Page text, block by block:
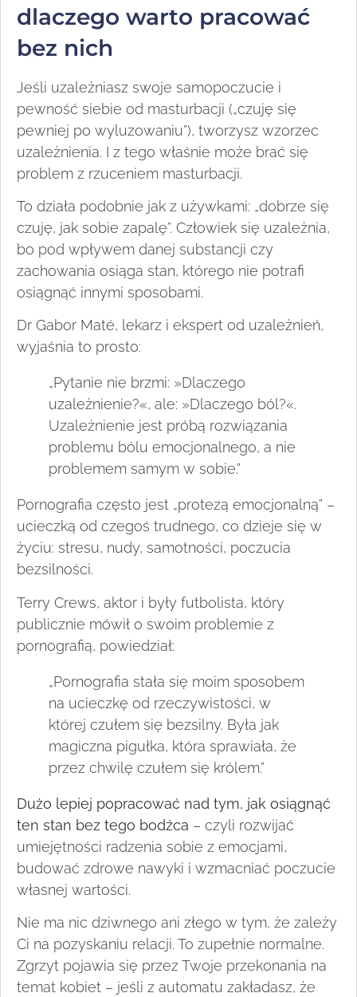
dlaczego warto pracować
bez nich
Jeśli uzależniasz swoje samopoczucie i
pewność siebie od masturbacji („czuję się
pewniej po wyluzowaniu”), tworzysz wzorzec
uzależnienia. I z tego właśnie może brać się
problem z rzuceniem masturbacji.
To działa podobnie jak z używkami: „dobrze się
czuję, jak sobie zapalę”. Człowiek się uzależnia,
bo pod wpływem danej substancji czy
zachowania osiąga stan, którego nie potrafi
osiągnąć innymi sposobami.
Dr Gabor Maté, lekarz i ekspert od uzależnień,
wyjaśnia to prosto:
„Pytanie nie brzmi: »Dlaczego
uzależnienie?«, ale: »Dlaczego ból?«.
Uzależnienie jest próbą rozwiązania
problemu bólu emocjonalnego, a nie
problemem samym w sobie.”
Pornografia często jest „protezą emocjonalną” –
ucieczką od czegoś trudnego, co dzieje się w
życiu: stresu, nudy, samotności, poczucia
bezsilności.
Terry Crews, aktor i były futbolista, który
publicznie mówił o swoim problemie z
pornografią, powiedział:
„Pornografia stała się moim sposobem
na ucieczkę od rzeczywistości, w
której czułem się bezsilny. Była jak
magiczna pigułka, która sprawiała, że
przez chwilę czułem się królem.”
Dużo lepiej popracować nad tym, jak osiągnąć
ten stan bez tego bodźca – czyli rozwijać
umiejętności radzenia sobie z emocjami,
budować zdrowe nawyki i wzmacniać poczucie
własnej wartości.
Nie ma nic dziwnego ani złego w tym, że zależy
Ci na pozyskaniu relacji. To zupełnie normalne.
Zgrzyt pojawia się przez Twoje przekonania na
temat kobiet – jeśli z automatu zakładasz, że